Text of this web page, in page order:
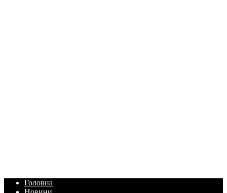
Головна